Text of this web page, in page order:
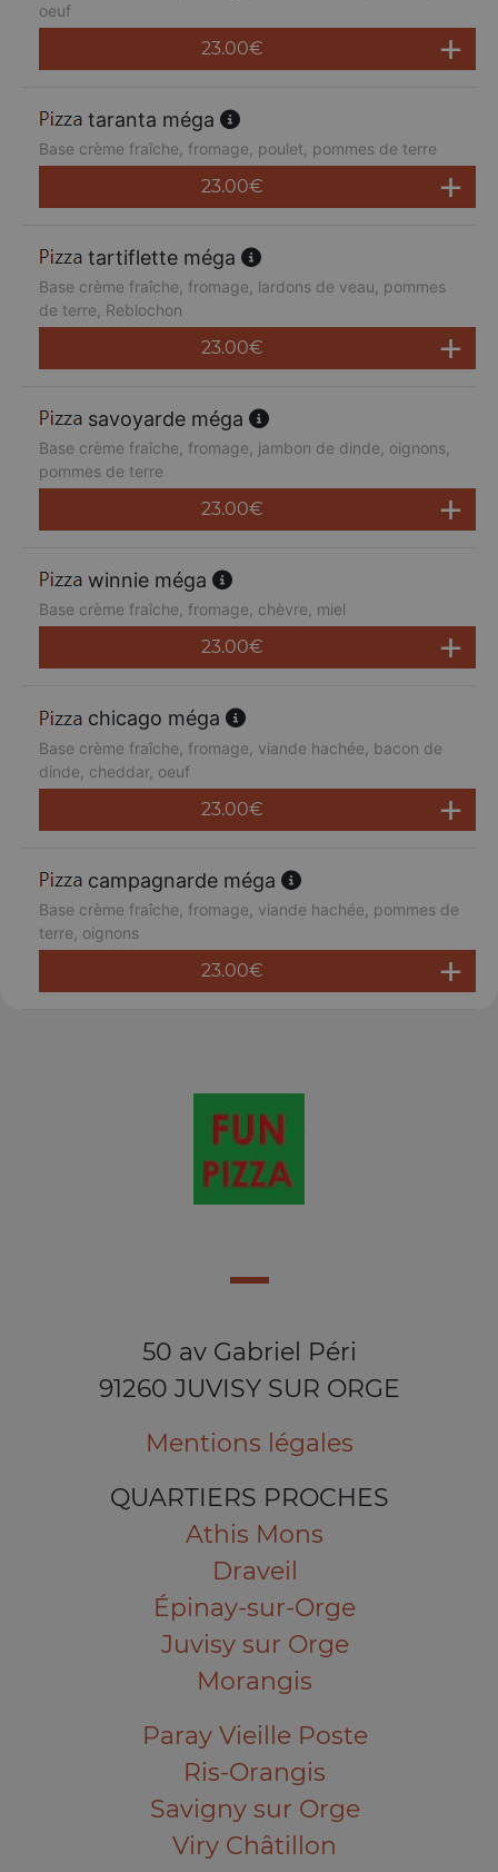
oeuf
23.00€
taranta méga
Base crème fraîche, fromage, poulet, pommes de terre
23.00€
tartiflette méga
Base crème fraîche, fromage, lardons de veau, pommes
de terre, Reblochon
23.00€
savoyarde méga
Base crème fraîche, fromage, jambon de dinde, oignons,
pommes de terre
23.00€
winnie méga
Base crème fraîche, fromage, chèvre, miel
23.00€
chicago méga
Base crème fraîche, fromage, viande hachée, bacon de
dinde, cheddar, oeuf
23.00€
campagnarde méga
Base crème fraîche, fromage, viande hachée, pommes de
terre, oignons
23.00€
50 av Gabriel Péri
91260 JUVISY SUR ORGE
Mentions légales
QUARTIERS PROCHES
Athis Mons
Draveil
Épinay-sur-Orge
Juvisy sur Orge
Morangis
Paray Vieille Poste
Ris-Orangis
Savigny sur Orge
Viry Châtillon